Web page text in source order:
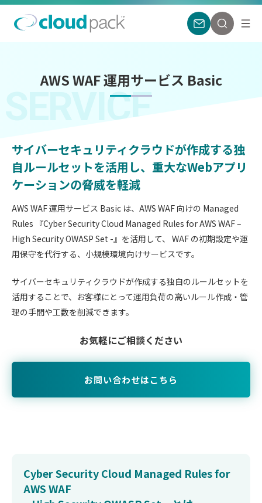
AWS WAF 運用サービス Basic
SERVICE
サイバーセキュリティクラウドが作成する独
自ルールセットを活用し、重大なWebアプリ
ケーションの脅威を軽減
​AWS WAF 運用サービス Basic は、AWS WAF 向けの Managed
Rules 『Cyber Security Cloud Managed Rules for AWS WAF –
High Security OWASP Set -』を活用して、 WAF の初期設定や運
用保守を代行する、小規模環境向けサービスです。
​サイバーセキュリティクラウドが作成する独自のルールセットを
活用することで、お客様にとって運用負荷の高いルール作成・管
理の手間や工数を削減できます。​
お気軽にご相談ください
お問い合わせはこちら
Cyber Security Cloud Managed Rules for
AWS WAF